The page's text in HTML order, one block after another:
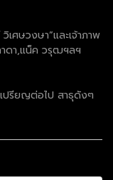
ศษวงษา”และเจ้าภาพ
าดา,แน็ค วรุฒฯลฯ
ปรียญต่อไป สาธุดังๆ